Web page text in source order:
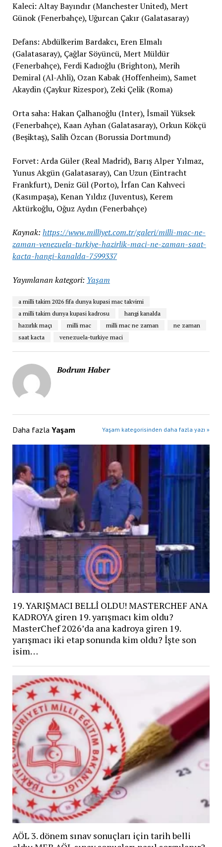
Kaleci: Altay Bayındır (Manchester United), Mert
Günok (Fenerbahçe), Uğurcan Çakır (Galatasaray)
Defans: Abdülkerim Bardakcı, Eren Elmalı
(Galatasaray), Çağlar Söyüncü, Mert Müldür
(Fenerbahçe), Ferdi Kadıoğlu (Brighton), Merih
Demiral (Al-Ahli), Ozan Kabak (Hoffenheim), Samet
Akaydin (Çaykur Rizespor), Zeki Çelik (Roma)
Orta saha: Hakan Çalhanoğlu (Inter), İsmail Yüksek
(Fenerbahçe), Kaan Ayhan (Galatasaray), Orkun Kökçü
(Beşiktaş), Salih Özcan (Borussia Dortmund)
Forvet: Arda Güler (Real Madrid), Barış Alper Yılmaz,
Yunus Akgün (Galatasaray), Can Uzun (Eintracht
Frankfurt), Deniz Gül (Porto), İrfan Can Kahveci
(Kasımpaşa), Kenan Yıldız (Juventus), Kerem
Aktürkoğlu, Oğuz Aydın (Fenerbahçe)
Kaynak: https://www.milliyet.com.tr/galeri/milli-mac-ne-
zaman-venezuela-turkiye-hazirlik-maci-ne-zaman-saat-
kacta-hangi-kanalda-7599337
Yayımlanan kategori: Yaşam
a milli takim 2026 fifa dunya kupasi mac takvimi
a milli takim dunya kupasi kadrosu
hangi kanalda
hazırlık maçı
milli mac milli mac ne zaman
ne zaman
saat kacta
venezuela-turkiye maci
Bodrum Haber
Daha fazla Yaşam Yaşam kategorisinden daha fazla yazı »
19. YARIŞMACI BELLİ OLDU! MASTERCHEF ANA
KADROYA giren 19. yarışmacı kim oldu?
MasterChef 2026’da ana kadroya giren 19.
yarışmacı iki etap sonunda kim oldu? İşte son
isim…
AÖL 3. dönem sınav sonuçları için tarih belli